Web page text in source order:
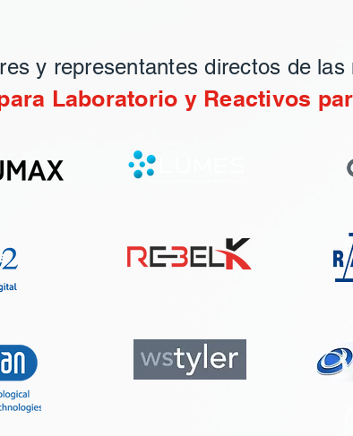
y representantes directos de
Laboratorio y Reactivos